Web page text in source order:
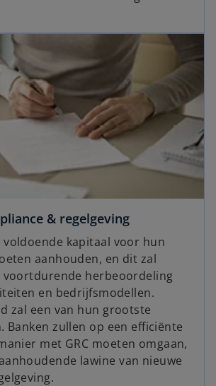
& regelgeving
voldoende kapitaal voor hun
aanhouden, en dit zal
voortdurende herbeoordeling
en bedrijfsmodellen.
zal een van hun grootste
Banken zullen op een efficiënte
met GRC moeten omgaan,
lawine van nieuwe